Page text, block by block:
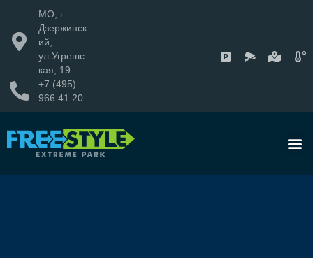
МО, г.
Дзержинск
ий,
ул.Угрешс
кая, 19
+7 (495)
966 41 20